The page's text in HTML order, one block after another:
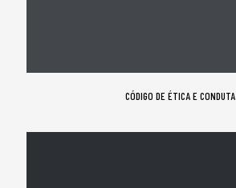
CÓDIGO DE ÉTICA E CONDUTA